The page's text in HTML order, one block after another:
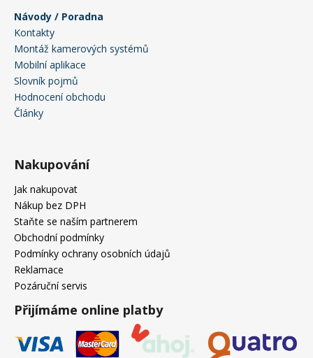
Návody / Poradna
Kontakty
Montáž kamerových systémů
Mobilní aplikace
Slovník pojmů
Hodnocení obchodu
Články
Nakupování
Jak nakupovat
Nákup bez DPH
Staňte se naším partnerem
Obchodní podmínky
Podmínky ochrany osobních údajů
Reklamace
Pozáruční servis
Přijímáme online platby